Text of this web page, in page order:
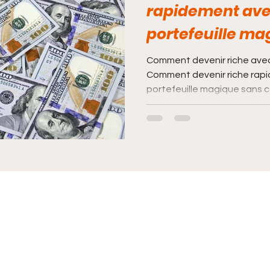
rapidement
portefeuille
Comment devenir riche
Comment devenir riche
portefeuille magique sans